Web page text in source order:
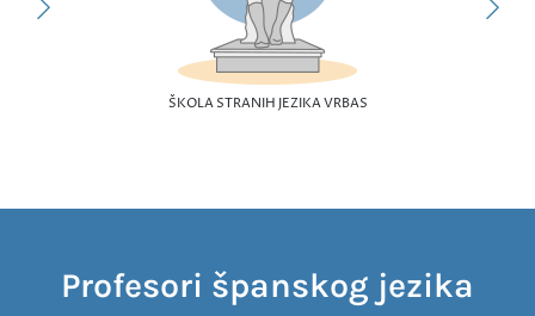
ŠKOLA STRANIH JEZIKA VRBAS
Profesori španskog jezika